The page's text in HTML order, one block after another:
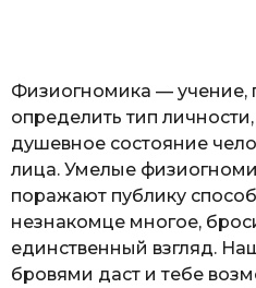
Физиогномика — учение,
определить тип
душевное состояние
лица. Умелые
поражают публику
незнакомце многое,
единственный взгляд.
бровями даст и тебе